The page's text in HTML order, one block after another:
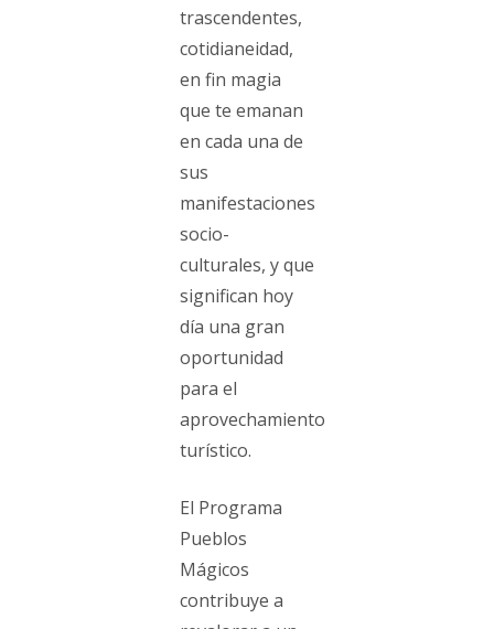
trascendentes,
cotidianeidad,
en fin magia
que te emanan
en cada una de
sus
manifestaciones
socio-
culturales, y que
significan hoy
día una gran
oportunidad
para el
aprovechamiento
turístico.
El Programa
Pueblos
Mágicos
contribuye a